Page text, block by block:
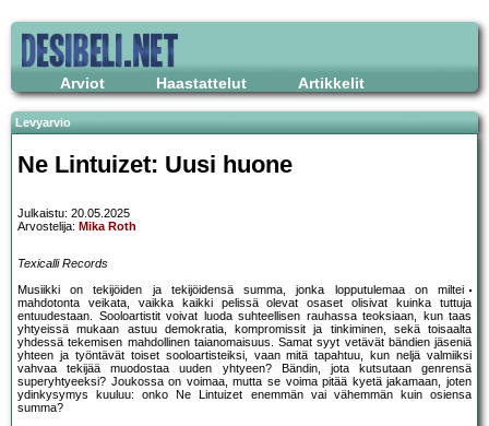
Arviot Haastattelut Artikkelit
Levyarvio
Ne Lintuizet: Uusi huone
Julkaistu: 20.05.2025
Arvostelija: Mika Roth
Texicalli Records
Musiikki on tekijöiden ja tekijöidensä summa, jonka lopputulemaa on miltei
mahdotonta veikata, vaikka kaikki pelissä olevat osaset olisivat kuinka tuttuja
entuudestaan. Sooloartistit voivat luoda suhteellisen rauhassa teoksiaan, kun taas
yhtyeissä mukaan astuu demokratia, kompromissit ja tinkiminen, sekä toisaalta
yhdessä tekemisen mahdollinen taianomaisuus. Samat syyt vetävät bändien jäseniä
yhteen ja työntävät toiset sooloartisteiksi, vaan mitä tapahtuu, kun neljä valmiiksi
vahvaa tekijää muodostaa uuden yhtyeen? Bändin, jota kutsutaan genrensä
superyhtyeeksi? Joukossa on voimaa, mutta se voima pitää kyetä jakamaan, joten
ydinkysymys kuuluu: onko Ne Lintuizet enemmän vai vähemmän kuin osiensa
summa?